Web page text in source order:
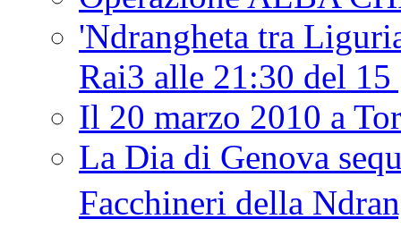
'Ndrangheta tra
Rai3 alle 21:30 del
Il 20 marzo 2010 a
La Dia di Genova
Facchineri della